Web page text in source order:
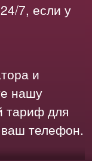
7, если у
и
нашу
тариф для
ваш телефон.